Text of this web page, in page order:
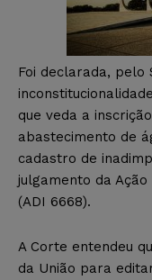
Foi declarada, pelo
que veda a
abastecimento de
cadastro de
julgamento da
(ADI 6668).
A Corte entendeu
da União para